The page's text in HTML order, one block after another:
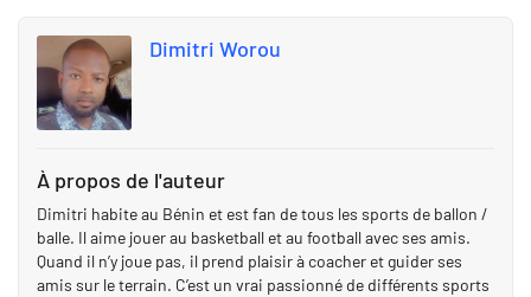
Dimitri Worou
À propos de l'auteur
Dimitri habite au Bénin et est fan de tous les sports de ballon /
balle. Il aime jouer au basketball et au football avec ses amis.
Quand il n’y joue pas, il prend plaisir à coacher et guider ses
amis sur le terrain. C’est un vrai passionné de différents sports